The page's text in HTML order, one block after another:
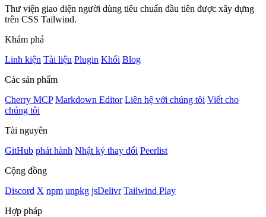
Thư viện giao diện người dùng tiêu chuẩn đầu tiên được xây dựng
trên CSS Tailwind.
Khám phá
Linh kiện Tài liệu Plugin Khối Blog
Các sản phẩm
Cherry MCP Markdown Editor Liên hệ với chúng tôi Viết cho
chúng tôi
Tài nguyên
GitHub phát hành Nhật ký thay đổi Peerlist
Cộng đồng
Discord X npm unpkg jsDelivr Tailwind Play
Hợp pháp